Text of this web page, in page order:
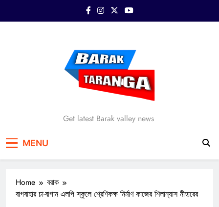
Barak Taranga
Get latest Barak valley news
MENU
Home
বরাক
বাগবাহার চা-বাগান এলপি স্কুলে শ্রেণিকক্ষ নির্মাণ কাজের শিলান্যাস নীহারের